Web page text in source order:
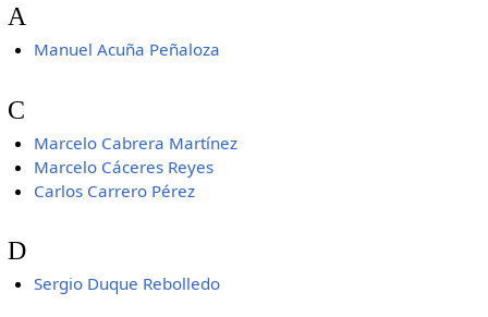
A
Manuel Acuña Peñaloza
C
Marcelo Cabrera Martínez
Marcelo Cáceres Reyes
Carlos Carrero Pérez
D
Sergio Duque Rebolledo